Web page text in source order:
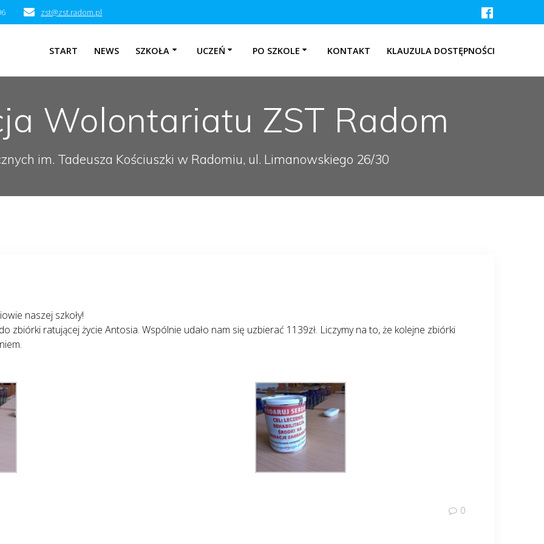
zst@zst.radom.pl
START NEWS SZKOŁA UCZEŃ PO SZKOLE KONTAKT KLAUZULA DOSTĘPNOŚCI
Wolontariatu ZST Radom
im. Tadeusza Kościuszki w Radomiu, ul. Limanowskiego 26/30
naszej szkoły!
zbiórki ratującej życie Antosia. Wspólnie udało nam się uzbierać 1139zł. Liczymy na to, że kolejne zbiórki
0